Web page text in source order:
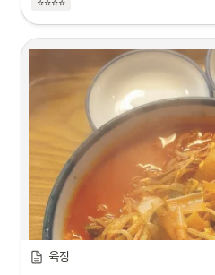
⭐⭐⭐⭐
육장